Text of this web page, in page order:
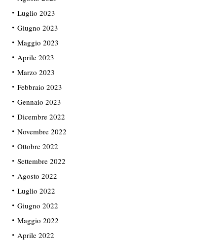
Luglio 2023
Giugno 2023
Maggio 2023
Aprile 2023
Marzo 2023
Febbraio 2023
Gennaio 2023
Dicembre 2022
Novembre 2022
Ottobre 2022
Settembre 2022
Agosto 2022
Luglio 2022
Giugno 2022
Maggio 2022
Aprile 2022